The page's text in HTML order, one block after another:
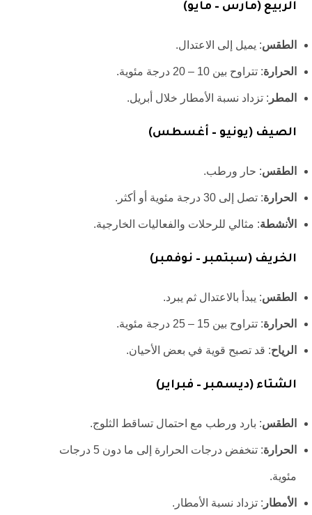
الربيع (مارس – مايو)
الطقس: يميل إلى الاعتدال.
الحرارة: تتراوح بين 10 – 20 درجة مئوية.
المطر : تزداد نسبة الأمطار خلال أبريل.
الصيف (يونيو – أغسطس)
الطقس: حار ورطب.
الحرارة: تصل إلى 30 درجة مئوية أو أكثر.
الأنشطة: مثالي للرحلات والفعاليات الخارجية.
الخريف (سبتمبر – نوفمبر)
الطقس: يبدأ بالاعتدال ثم يبرد.
الحرارة: تتراوح بين 15 – 25 درجة مئوية.
الرياح: قد تصبح قوية في بعض الأحيان.
الشتاء (ديسمبر – فبراير)
الطقس: بارد ورطب مع احتمال تساقط الثلوج.
الحرارة : تنخفض درجات الحرارة إلى ما دون 5 درجات
مئوية.
الأمطار : تزداد نسبة الأمطار.